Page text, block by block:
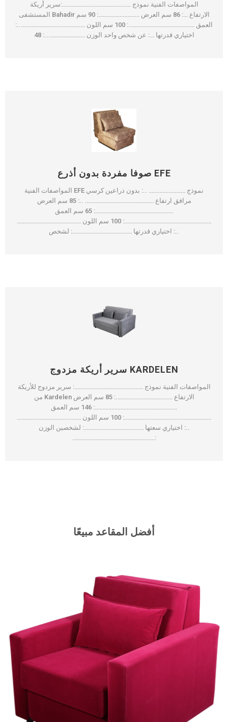
المواصفات الفنية نموذج ………………………………………:سرير أريكة
المستشفى Bahadir الارتفاع …: 86 سم العرض ………………………: 90 سم
العمق …………………………………….: 100 سم اللون ……………………………………..:
اختياري قدرتها …: عن شخص واحد الوزن ……………………..: 48
صوفا مفردة بدون أذرع EFE
المواصفات الفنية EFE نموذج …………………… ..: بدون ذراعين كرسي
مرافق ارتفاع ……………………………………… ..: 85 سم العرض
……………………………………………: 65 سم العمق
…………………………………………………: 100 سم اللون ……………………………………
..: اختياري قدرتها …………………………………: لشخص
سرير أريكة مزدوج KARDELEN
المواصفات الفنية نموذج ………………………………………: سرير مزدوج للأريكة
من Kardelen الارتفاع ……………………………….: 85 سم العرض
………………………………………………: 146 سم العمق
…………………………………………………: 100 سم اللون ……………………………………
..: اختياري سعتها …………………………………: لشخصين الوزن
………………………………………………:
أفضل المقاعد مبيعًا